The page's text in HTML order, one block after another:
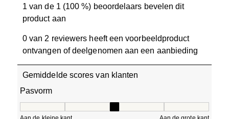
1 van de 1 (100 %) beoordelaars bevelen dit
product aan
0 van 2 reviewers heeft een voorbeeldproduct
ontvangen of deelgenomen aan een aanbieding
Gemiddelde scores van klanten
Pasvorm